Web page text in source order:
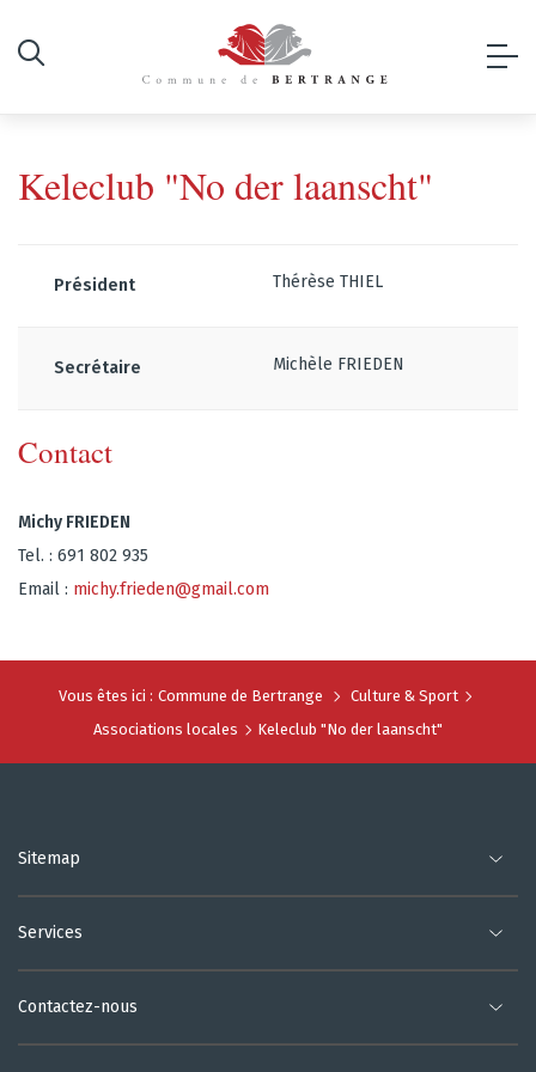
Keleclub "No der laanscht"
Président Thérèse THIEL
Secrétaire Michèle FRIEDEN
Contact
Michy FRIEDEN
Tel. : 691 802 935
Email : michy.frieden@gmail.com
Vous êtes ici : Commune de Bertrange
Culture & Sport
Associations locales
Keleclub "No der laanscht"
Sitemap
Services
Contactez-nous